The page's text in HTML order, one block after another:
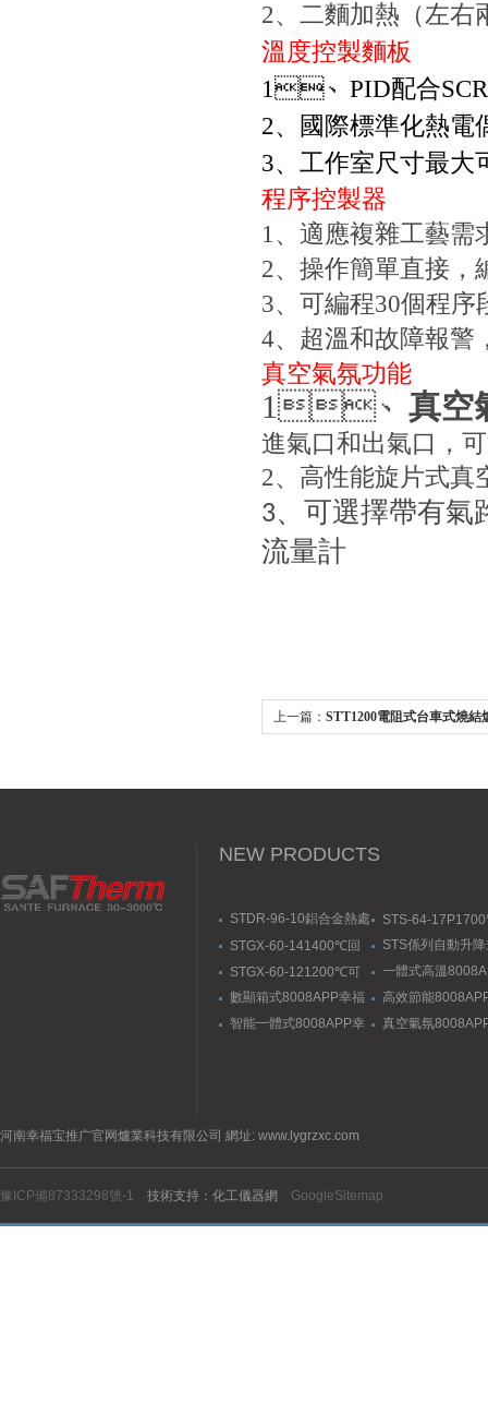
2、二麵加熱（
溫度控製麵板
1、 PID配合
2、國際標準化熱電
3、工作室尺寸最
程序控製器
1、適應複雜工藝
2、操作簡單直接
3、可編程30個程序
4、超溫和故障報警
真空氣氛功能
1、 真空
進氣口和出氣口，
2、高性能旋片式真空
3、可選擇帶有
流量計
上一篇： STT1200電阻式台車式燒結
NEW PRODUCTS
STDR-96-10鋁合金熱處
理爐-箱式幸福宝污APP
STS-64-
動升降式燒結爐
STGX-60-141400℃回
轉幸福宝污版下载（剛
STS係列自動升
結爐
STGX-60-121200℃可
傾斜幸福宝污版下载
一體式高溫
福宝隐藏入口
數顯箱式8008APP幸福
宝隐藏入口
高效節能
宝隐藏入口
智能一體式8008APP幸
真空氣氛
河南幸福宝推广官网爐業科技有限公司 網址: www.lygrzxc.com
豫ICP備87333298號-1 技術支持：化工儀器網 GoogleSitemap